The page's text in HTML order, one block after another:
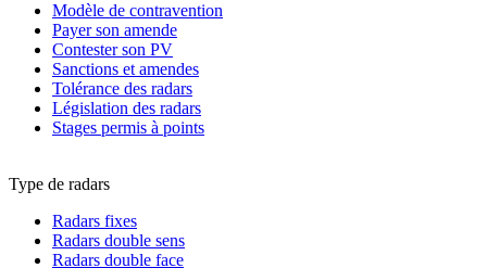
Modèle de contravention
Payer son amende
Contester son PV
Sanctions et amendes
Tolérance des radars
Législation des radars
Stages permis à points
Type de radars
Radars fixes
Radars double sens
Radars double face